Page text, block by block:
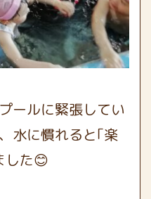
ールに緊張してい
水に慣れると｢楽
した😊